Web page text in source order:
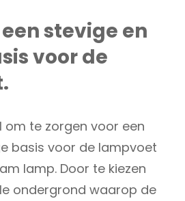
stevige en
voor de
om te zorgen voor een
basis voor de lampvoet
lamp. Door te kiezen
ondergrond waarop de